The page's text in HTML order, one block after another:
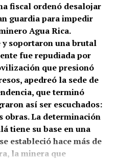
fiscal ordenó desalojar
guardia para impedir
Agua Rica.
soportaron una brutal
fue repudiada por
que presionó
apedreó la sede de
que terminó
así ser escuchados:
obras. La determinación
tiene su base en una
estableció hace más de
la minera que